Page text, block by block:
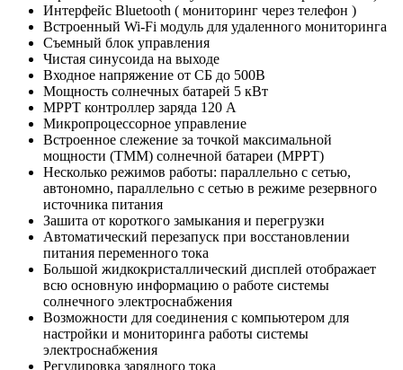
Интерфейс Bluetooth ( мониторинг через телефон )
Встроенный Wi-Fi модуль для удаленного мониторинга
Съемный блок управления
Чистая синусоида на выходе
Входное напряжение от СБ до 500В
Мощность солнечных батарей 5 кВт
MPPT контроллер заряда 120 А
Микропроцессорное управление
Встроенное слежение за точкой максимальной
мощности (ТММ) солнечной батареи (MPPT)
Несколько режимов работы: параллельно с сетью,
автономно, параллельно с сетью в режиме резервного
источника питания
Зашита от короткого замыкания и перегрузки
Автоматический перезапуск при восстановлении
питания переменного тока
Большой жидкокристаллический дисплей отображает
всю основную информацию о работе системы
солнечного электроснабжения
Возможности для соединения с компьютером для
настройки и мониторинга работы системы
электроснабжения
Регулировка зарядного тока